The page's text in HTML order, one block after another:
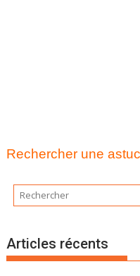
Rechercher une
Articles récents